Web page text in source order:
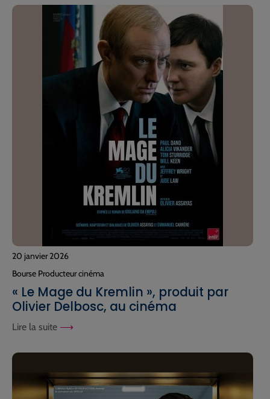
20 janvier 2026
Bourse Producteur cinéma
« Le Mage du Kremlin », produit par
Olivier Delbosc, au cinéma
Lire la suite